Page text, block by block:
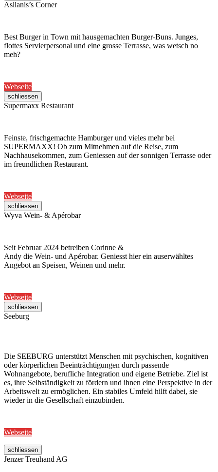
Asllanis’s Corner
Best Burger in Town mit hausgemachten Burger-Buns. Junges,
flottes Servierpersonal und eine grosse Terrasse, was wetsch no
meh?
Webseite
schliessen
Supermaxx Restaurant
Feinste, frischgemachte Hamburger und vieles mehr bei
SUPERMAXX! Ob zum Mitnehmen auf die Reise, zum
Nachhausekommen, zum Geniessen auf der sonnigen Terrasse oder
im freundlichen Restaurant.
Webseite
schliessen
Wyva Wein- & Apérobar
Seit Februar 2024 betreiben Corinne &
Andy die Wein- und Apérobar. Geniesst hier ein auserwähltes
Angebot an Speisen, Weinen und mehr.
Webseite
schliessen
Seeburg
Die SEEBURG unterstützt Menschen mit psychischen, kognitiven
oder körperlichen Beeinträchtigungen durch passende
Wohnangebote, berufliche Integration und eigene Betriebe. Ziel ist
es, ihre Selbständigkeit zu fördern und ihnen eine Perspektive in der
Arbeitswelt zu ermöglichen. Ein stabiles Umfeld hilft dabei, sie
wieder in die Gesellschaft einzubinden.
Webseite
schliessen
Jenzer Treuhand AG